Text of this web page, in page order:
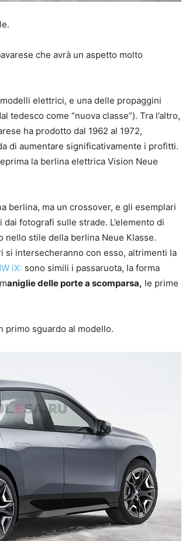
che avrà un aspetto molto
elettrici, e una delle propaggini
tedesco come “nuova classe”). Tra l’altro,
ha prodotto dal 1962 al 1972,
di aumentare significativamente i profitti.
la berlina elettrica Vision Neue
berlina, ma un crossover, e gli esemplari
fotografi sulle strade. L’elemento di
stile della berlina Neue Klasse.
si intersecheranno con esso, altrimenti la
iX: sono simili i passaruota, la forma
aniglie delle porte a scomparsa, le prime
primo sguardo al modello.